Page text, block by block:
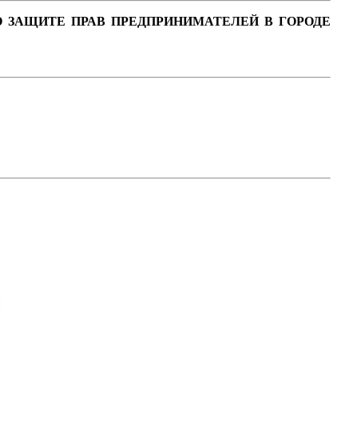
ПРАВ ПРЕДПРИНИМАТЕЛЕЙ В ГОРОДЕ